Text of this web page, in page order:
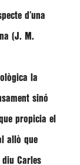
d’una
(J. M.
la
sinó
propicia el
allò que
Carles